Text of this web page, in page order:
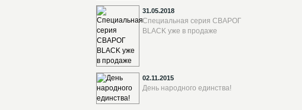
31.05.2018
Специальная серия СВАРОГ
BLACK уже в продаже
02.11.2015
День народного единства!